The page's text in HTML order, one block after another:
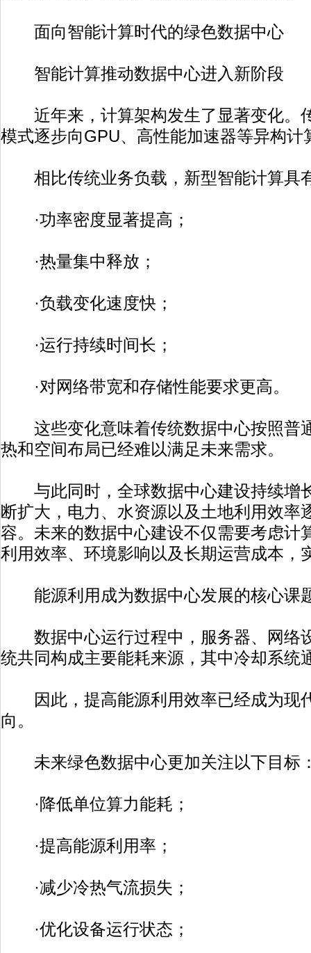
面向智能计算时代的绿色数据中心
智能计算推动数据中心进入新阶段
近年来，计算架构发生了显著变化。
模式逐步向GPU、高性能加速器等异构计
相比传统业务负载，新型智能计算具
·功率密度显著提高；
·热量集中释放；
·负载变化速度快；
·运行持续时间长；
·对网络带宽和存储性能要求更高。
这些变化意味着传统数据中心按照普
热和空间布局已经难以满足未来需求。
与此同时，全球数据中心建设持续增
断扩大，电力、水资源以及土地利用效率
容。未来的数据中心建设不仅需要考虑计
利用效率、环境影响以及长期运营成本，
能源利用成为数据中心发展的核心课
数据中心运行过程中，服务器、网络
统共同构成主要能耗来源，其中冷却系统
因此，提高能源利用效率已经成为现
向。
未来绿色数据中心更加关注以下目标
·降低单位算力能耗；
·提高能源利用率；
·减少冷热气流损失；
·优化设备运行状态；